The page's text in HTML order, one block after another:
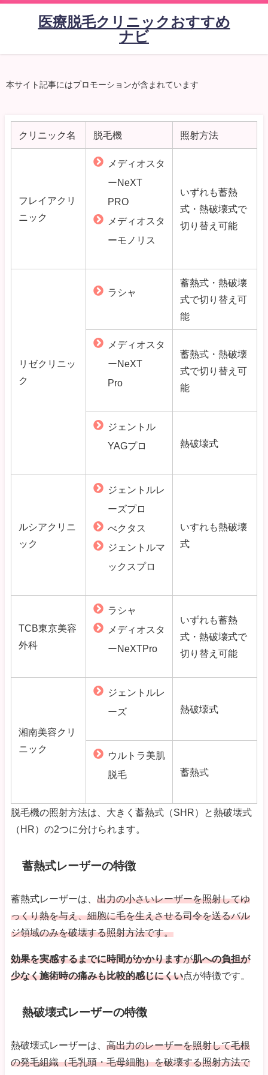
医療脱毛クリニックおすすめ
ナビ
本サイト記事にはプロモーションが含まれています
クリニック名 脱毛機 照射方法
フレイアクリ
ニック
メディオスタ
ーNeXT
PRO
メディオスタ
ーモノリス
いずれも蓄熱
式・熱破壊式で
切り替え可能
リゼクリニッ
ク
ラシャ
蓄熱式・熱破壊
式で切り替え可
能
メディオスタ
ーNeXT
Pro
蓄熱式・熱破壊
式で切り替え可
能
ジェントル
YAGプロ
熱破壊式
ルシアクリニ
ック
ジェントルレ
ーズプロ
べクタス
ジェントルマ
ックスプロ
いすれも熱破壊
式
TCB東京美容
外科
ラシャ
メディオスタ
ーNeXTPro
いずれも蓄熱
式・熱破壊式で
切り替え可能
湘南美容クリ
ニック
ジェントルレ
ーズ
熱破壊式
ウルトラ美肌
脱毛
蓄熱式
脱毛機の照射方法は、大きく蓄熱式（SHR）と熱破壊式
（HR）の2つに分けられます。
蓄熱式レーザーの特徴
蓄熱式レーザーは、 出力の小さいレーザーを照射してゆ
っくり熱を与え、細胞に毛を生えさせる司令を送るバル
ジ領域のみを破壊する照射方法です。
効果を実感するまでに時間がかかりますが肌への負担が
少なく施術時の痛みも比較的感じにくい点が特徴です。
熱破壊式レーザーの特徴
熱破壊式レーザーは、 高出力のレーザーを照射して毛根
の発毛組織（毛乳頭・毛母細胞）を破壊する照射方法で